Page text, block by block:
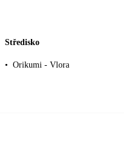
Středisko
• Orikumi - Vlora